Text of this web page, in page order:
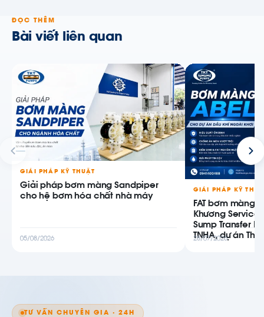
ĐỌC THÊM
Bài viết liên quan
GIẢI PHÁP KỸ THUẬT
Giải pháp bơm màng Sandpiper
cho hệ bơm hóa chất nhà máy
05/08/2026
GIẢI PHÁP KỸ
FAT bơm màng
Khương
Sump Transfer
TNHA, dự án
28/07/2026
TƯ VẤN CHUYÊN GIA · 24H